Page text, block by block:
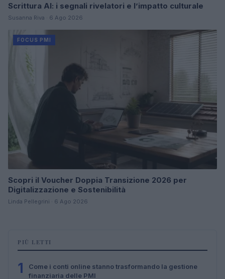
Scrittura AI: i segnali rivelatori e l’impatto culturale
Susanna Riva · 6 Ago 2026
FOCUS PMI
Scopri il Voucher Doppia Transizione 2026 per
Digitalizzazione e Sostenibilità
Linda Pellegrini · 6 Ago 2026
PIÙ LETTI
1
Come i conti online stanno trasformando la gestione
finanziaria delle PMI